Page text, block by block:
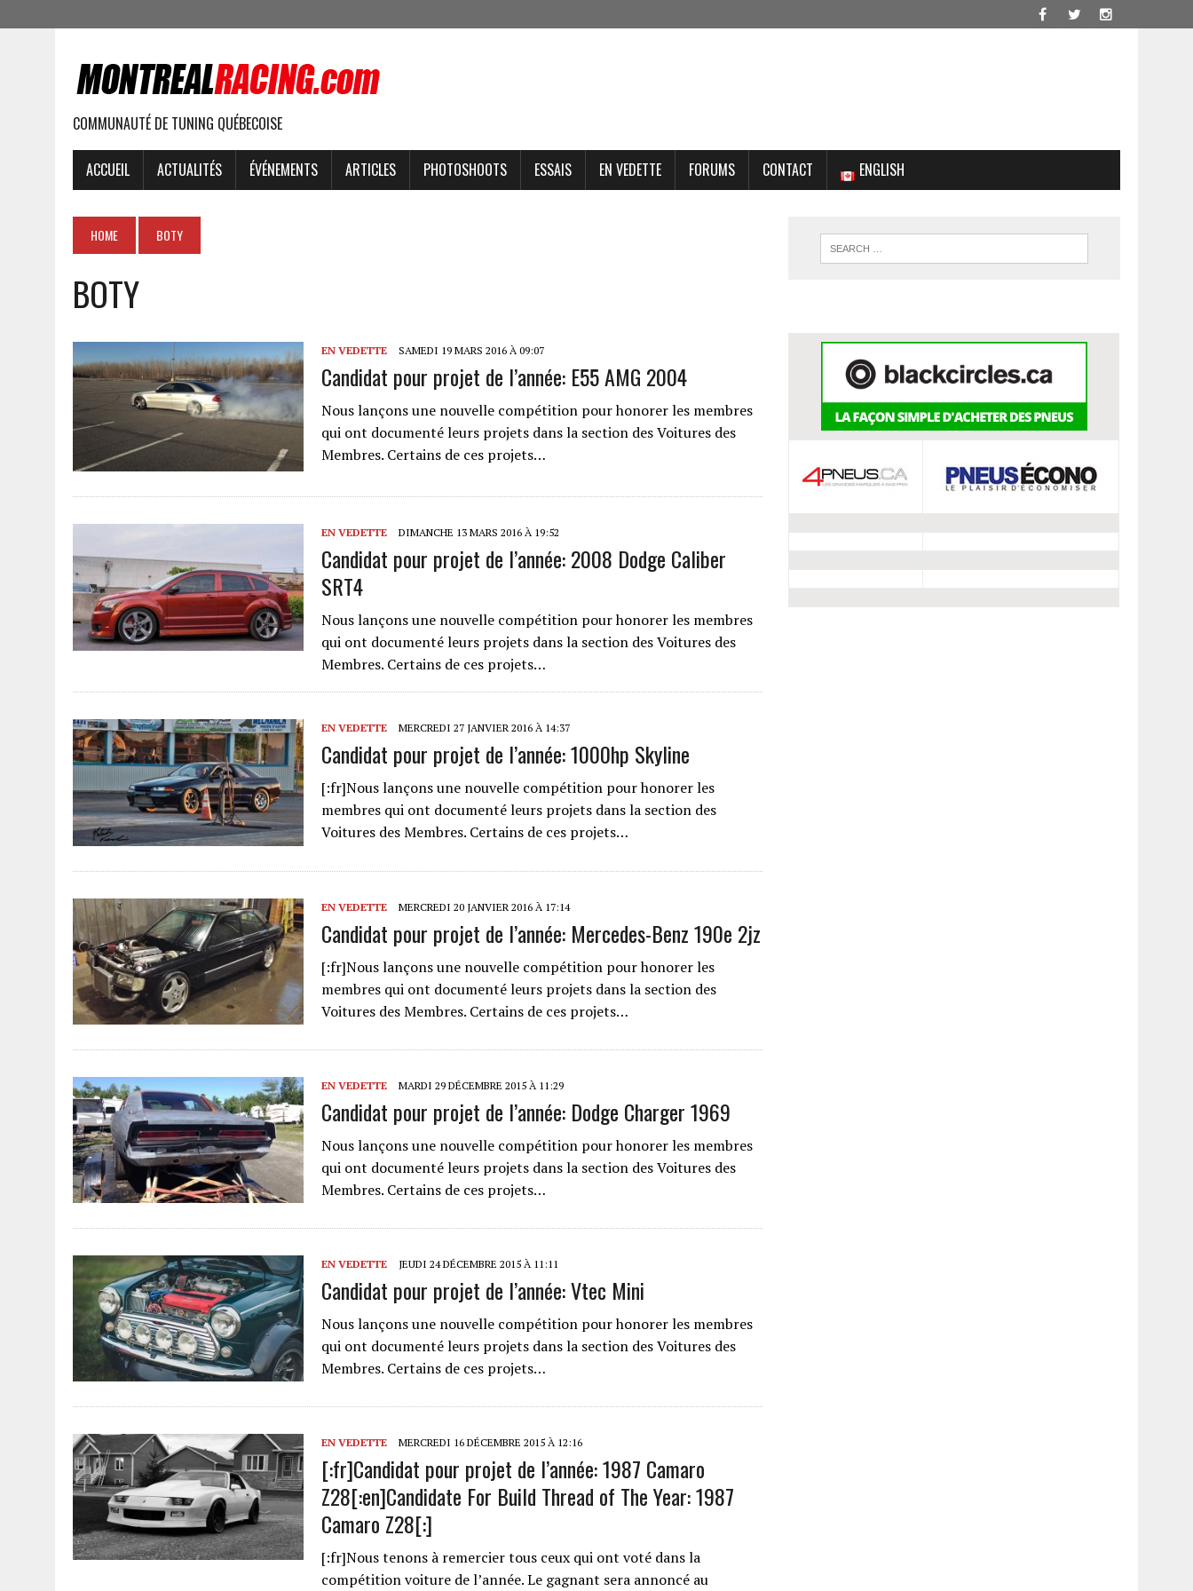
COMMUNAUTÉ DE TUNING QUÉBECOISE
ACCUEIL ACTUALITÉS ÉVÉNEMENTS ARTICLES PHOTOSHOOTS ESSAIS EN VEDETTE FORUMS CONTACT ENGLISH
HOME BOTY
BOTY
EN VEDETTE SAMEDI 19 MARS 2016 À 09:07
Candidat pour projet de l’année: E55 AMG 2004
Nous lançons une nouvelle compétition pour honorer les membres
qui ont documenté leurs projets dans la section des Voitures des
Membres. Certains de ces projets…
EN VEDETTE DIMANCHE 13 MARS 2016 À 19:52
Candidat pour projet de l’année: 2008 Dodge Caliber
SRT4
Nous lançons une nouvelle compétition pour honorer les membres
qui ont documenté leurs projets dans la section des Voitures des
Membres. Certains de ces projets…
EN VEDETTE MERCREDI 27 JANVIER 2016 À 14:37
Candidat pour projet de l’année: 1000hp Skyline
[:fr]Nous lançons une nouvelle compétition pour honorer les
membres qui ont documenté leurs projets dans la section des
Voitures des Membres. Certains de ces projets…
EN VEDETTE MERCREDI 20 JANVIER 2016 À 17:14
Candidat pour projet de l’année: Mercedes-Benz 190e 2jz
[:fr]Nous lançons une nouvelle compétition pour honorer les
membres qui ont documenté leurs projets dans la section des
Voitures des Membres. Certains de ces projets…
EN VEDETTE MARDI 29 DÉCEMBRE 2015 À 11:29
Candidat pour projet de l’année: Dodge Charger 1969
Nous lançons une nouvelle compétition pour honorer les membres
qui ont documenté leurs projets dans la section des Voitures des
Membres. Certains de ces projets…
EN VEDETTE JEUDI 24 DÉCEMBRE 2015 À 11:11
Candidat pour projet de l’année: Vtec Mini
Nous lançons une nouvelle compétition pour honorer les membres
qui ont documenté leurs projets dans la section des Voitures des
Membres. Certains de ces projets…
EN VEDETTE MERCREDI 16 DÉCEMBRE 2015 À 12:16
[:fr]Candidat pour projet de l’année: 1987 Camaro
Z28[:en]Candidate For Build Thread of The Year: 1987
Camaro Z28[:]
[:fr]Nous tenons à remercier tous ceux qui ont voté dans la
compétition voiture de l’année. Le gagnant sera annoncé au